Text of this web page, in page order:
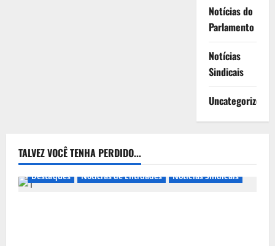
Notícias do
Parlamento
Notícias
Sindicais
Uncategorized
TALVEZ VOCÊ TENHA PERDIDO...
Destaques Notícias de Entidades Notícias Sindicais